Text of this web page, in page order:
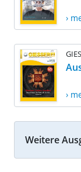
›
›
Weitere